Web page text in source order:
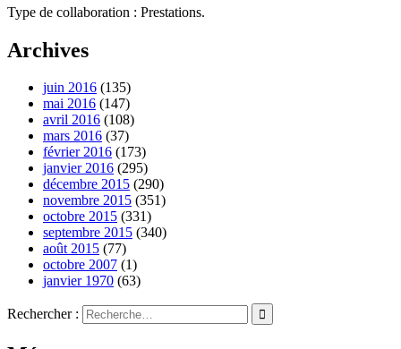
Type de collaboration : Prestations.
Archives
juin 2016 (135)
mai 2016 (147)
avril 2016 (108)
mars 2016 (37)
février 2016 (173)
janvier 2016 (295)
décembre 2015 (290)
novembre 2015 (351)
octobre 2015 (331)
septembre 2015 (340)
août 2015 (77)
octobre 2007 (1)
janvier 1970 (63)
Rechercher :